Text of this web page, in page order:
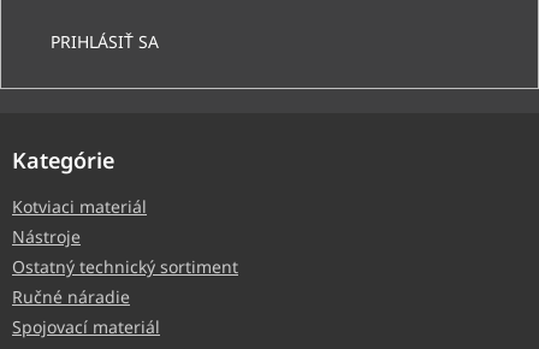
PRIHLÁSIŤ SA
Kategórie
Kotviaci materiál
Nástroje
Ostatný technický sortiment
Ručné náradie
Spojovací materiál